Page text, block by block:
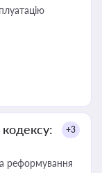
+3
реформування